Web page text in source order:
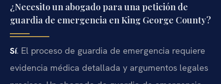
¿Necesito un abogado para una petición de
guardia de emergencia en King George County?
Sí. El proceso de guardia de emergencia requiere
evidencia médica detallada y argumentos legales